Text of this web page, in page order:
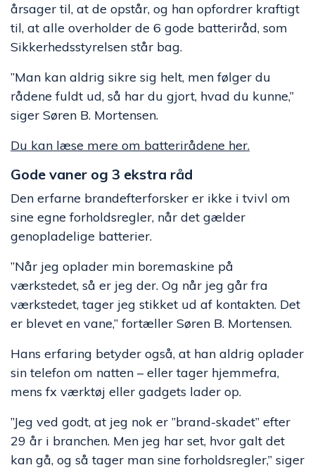
årsager til, at de opstår, og han opfordrer kraftigt
til, at alle overholder de 6 gode batteriråd, som
Sikkerhedsstyrelsen står bag.
”Man kan aldrig sikre sig helt, men følger du
rådene fuldt ud, så har du gjort, hvad du kunne,”
siger Søren B. Mortensen.
Du kan læse mere om batterirådene her.
Gode vaner og 3 ekstra råd
Den erfarne brandefterforsker er ikke i tvivl om
sine egne forholdsregler, når det gælder
genopladelige batterier.
”Når jeg oplader min boremaskine på
værkstedet, så er jeg der. Og når jeg går fra
værkstedet, tager jeg stikket ud af kontakten. Det
er blevet en vane,” fortæller Søren B. Mortensen.
Hans erfaring betyder også, at han aldrig oplader
sin telefon om natten – eller tager hjemmefra,
mens fx værktøj eller gadgets lader op.
”Jeg ved godt, at jeg nok er ”brand-skadet” efter
29 år i branchen. Men jeg har set, hvor galt det
kan gå, og så tager man sine forholdsregler,” siger